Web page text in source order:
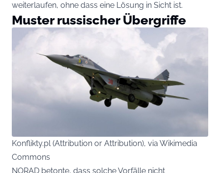
weiterlaufen, ohne dass eine Lösung in Sicht ist.
Muster russischer Übergriffe
Konflikty.pl (Attribution or Attribution), via Wikimedia
Commons
NORAD betonte, dass solche Vorfälle nicht